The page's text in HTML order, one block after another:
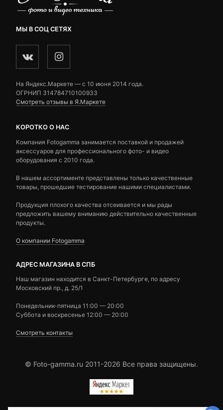
МЫ В СОЦ СЕТЯХ
На Яндекс.Маркете — c 10 июня 2014 года.
ОГРНИП 314784710100933
Смотреть отзывы в Я.Маркете
КОРОТКО О НАС
Компания Fotogamma занимается поставкой и продажей
аксессуаров для профессионального фото- и видео
оборудования с 2010 года.
В нашем ассортименте представлены только качественные
товары, прошедшие тестирование нашими специалистами.
Продукция плохого качества отсеивается и мы рады
предложить вашему вниманию действительно качественные
продукты.
О компании Fotogamma
АДРЕС МАГАЗИНА В СПБ
Наш магазин находится в Санкт-Петербурге, по адресу
Московский пр., д. 25/1
Понедельник-пятница 11:00 — 20:00
Суббота и воскресенье 12:00 — 20:00
Смотреть контакты
© Foto-gamma.ru 2011-2026 Все права защищены.